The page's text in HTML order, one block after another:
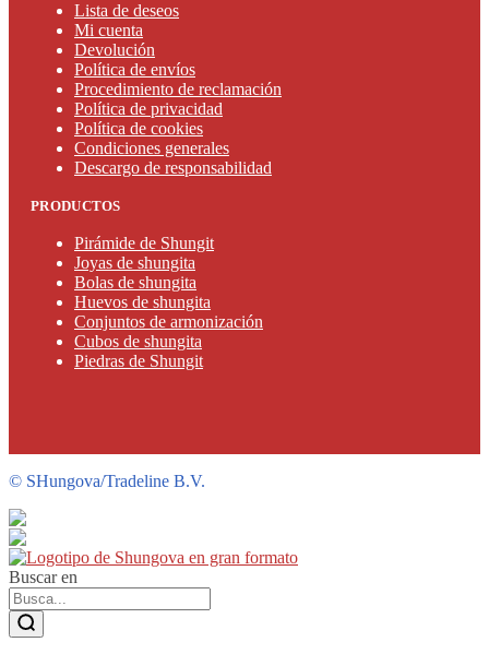
Lista de deseos
Mi cuenta
Devolución
Política de envíos
Procedimiento de reclamación
Política de privacidad
Política de cookies
Condiciones generales
Descargo de responsabilidad
PRODUCTOS
Pirámide de Shungit
Joyas de shungita
Bolas de shungita
Huevos de shungita
Conjuntos de armonización
Cubos de shungita
Piedras de Shungit
© SHungova/Tradeline B.V.
Buscar en